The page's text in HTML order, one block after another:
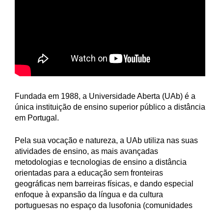
Fundada em 1988, a Universidade Aberta (UAb) é a
única instituição de ensino superior público a distância
em Portugal.
Pela sua vocação e natureza, a UAb utiliza nas suas
atividades de ensino, as mais avançadas
metodologias e tecnologias de ensino a distância
orientadas para a educação sem fronteiras
geográficas nem barreiras físicas, e dando especial
enfoque à expansão da língua e da cultura
portuguesas no espaço da lusofonia (comunidades